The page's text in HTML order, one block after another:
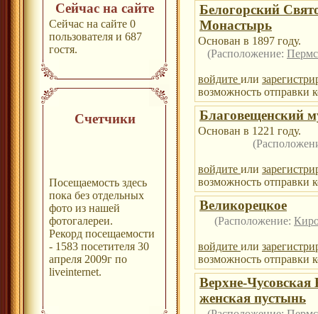
Сейчас на сайте
Сейчас на сайте 0
пользователя и 687
гостя.
Счетчики
Посещаемость здесь
пока без отдельных
фото из нашей
фотогалереи.
Рекорд посещаемости
- 1583 посетителя 30
апреля 2009г по
liveinternet.
Белогорский
Монастырь
Основан в 1897 году.
(Расположение:
войдите или
возможность отправки
Благовещенский
Основан в 1221 году.
войдите или
возможность отправки
Великорецкое
(Расположение:
войдите или
возможность отправки
Верхне-
женская пустынь